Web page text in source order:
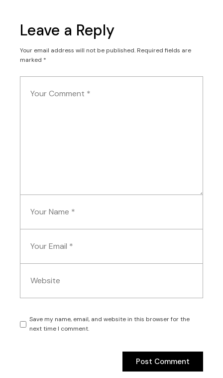
Leave a Reply
Your email address will not be published. Required fields are
marked *
Save my name, email, and website in this browser for the
next time I comment.
Post Comment
Post Comment